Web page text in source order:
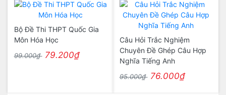
Bộ Đề Thi THPT Quốc Gia
Môn Hóa Học
99.000₫ 79.200₫
Câu Hỏi Trắc Nghiệm
Chuyên Đề Ghép Câu Hợp
Nghĩa Tiếng Anh
95.000₫ 76.000₫